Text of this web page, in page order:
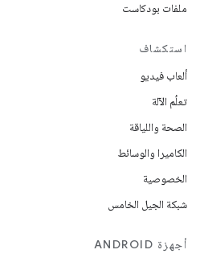
ملفات بودكاست
استكشاف
ألعاب فيديو
تعلُم الآلة
الصحة واللياقة
الكاميرا والوسائط
الخصوصية
شبكة الجيل الخامس
أجهزة ANDROID